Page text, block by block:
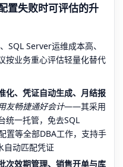
置失败时可评估的升
SQL Server运维成本高、
按业务重心评估轻量化替代
化、凭证自动生成、月结报
友畅捷通好会计——其采用
统一托管，免去SQL
置等全部DBA工作，支持手
自动匹配凭证
次效期管理、销售开单与库